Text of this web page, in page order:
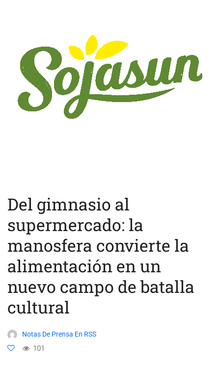
Del gimnasio al
supermercado: la
manosfera convierte la
alimentación en un
nuevo campo de batalla
cultural
Notas De Prensa En RSS
101